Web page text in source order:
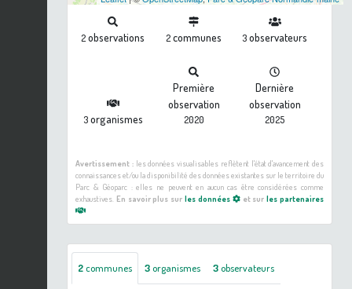
2observations 2communes 3observateurs
3organismes
Première
observation
2020
Dernière
observation
2025
Avertissement :les données visualisables reflètent l'état d'avancement des
connaissances et/ou la disponibilité des données existantes sur le territoire du
Parc & Géoparc : elles ne peuvent en aucun cas être considérées comme
exhaustives. En savoir plus sur les données et surles partenaires
2communes 3organismes 3observateurs